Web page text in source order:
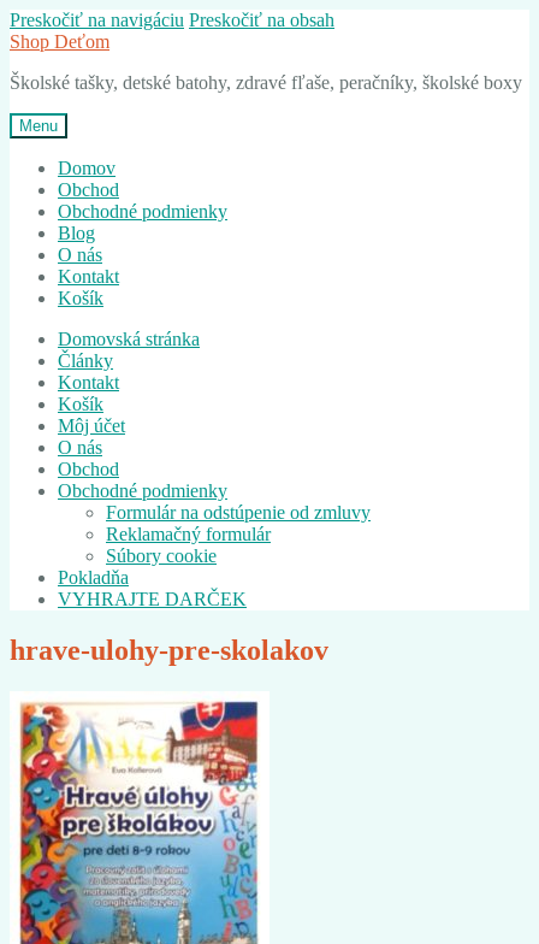
Preskočiť na navigáciu Preskočiť na obsah
Shop Deťom
Školské tašky, detské batohy, zdravé fľaše, peračníky, školské boxy
Menu
Domov
Obchod
Obchodné podmienky
Blog
O nás
Kontakt
Košík
Domovská stránka
Články
Kontakt
Košík
Môj účet
O nás
Obchod
Obchodné podmienky
Formulár na odstúpenie od zmluvy
Reklamačný formulár
Súbory cookie
Pokladňa
VYHRAJTE DARČEK
hrave-ulohy-pre-skolakov